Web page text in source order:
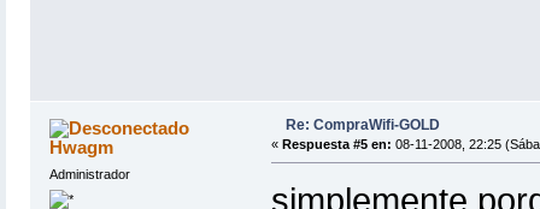
Hwagm
Administrador
Re: CompraWifi-GOLD
« Respuesta #5 en: 08-11-2008, 22:25
simplemente